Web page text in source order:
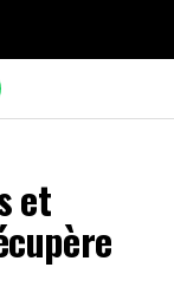
et